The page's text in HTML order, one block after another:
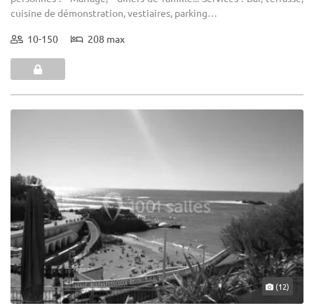
cuisine de démonstration, vestiaires, parking…
10-150 208 max
(12)